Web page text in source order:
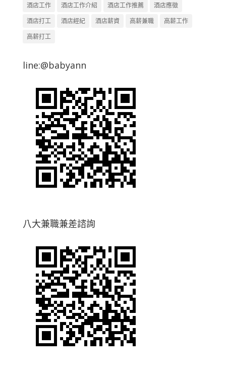
酒店工作
酒店工作介紹 酒店工作推薦
酒店應徵
酒店打工
酒店經紀 酒店薪資 高薪兼職
高薪工作
高薪打工
line:@babyann
八大兼職兼差諮詢